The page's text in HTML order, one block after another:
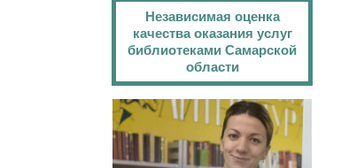
Независимая оценка
качества оказания услуг
библиотеками Самарской
области